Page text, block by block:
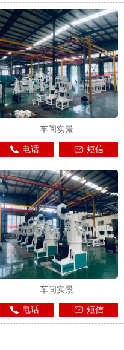
车间实景
电话 短信
车间实景
电话 短信